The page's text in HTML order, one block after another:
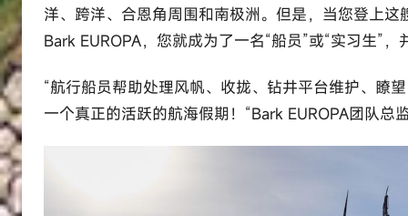
洋、跨洋、合恩角周围和南极洲。但是，当您登上
Bark EUROPA，您就成为了一名“船员”或“实习生”
“航行船员帮助处理风帆、收拢、钻井平台维护、瞭
一个真正的活跃的航海假期！“Bark EUROPA团队总